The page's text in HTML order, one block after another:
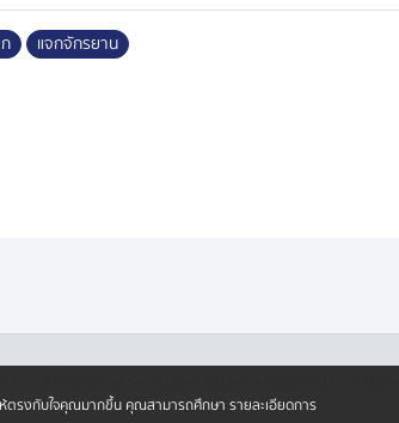
แจกจักรยาน
ให้ตรงกับใจคุณมากขึ้น คุณสามารถศึกษา รายละเอียดการ